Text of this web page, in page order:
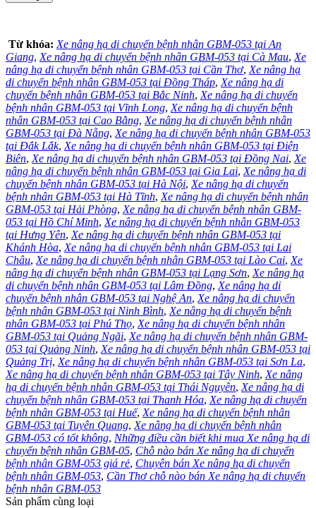
Từ khóa: Xe nâng hạ di chuyển bệnh nhân GBM-053 tại An
Giang, Xe nâng hạ di chuyển bệnh nhân GBM-053 tại Cà Mau, Xe
nâng hạ di chuyển bệnh nhân GBM-053 tại Cần Thơ, Xe nâng hạ
di chuyển bệnh nhân GBM-053 tại Đồng Tháp, Xe nâng hạ di
chuyển bệnh nhân GBM-053 tại Bắc Ninh, Xe nâng hạ di chuyển
bệnh nhân GBM-053 tại Vĩnh Long, Xe nâng hạ di chuyển bệnh
nhân GBM-053 tại Cao Bằng, Xe nâng hạ di chuyển bệnh nhân
GBM-053 tại Đà Nẵng, Xe nâng hạ di chuyển bệnh nhân GBM-053
tại Đắk Lắk, Xe nâng hạ di chuyển bệnh nhân GBM-053 tại Điện
Biên, Xe nâng hạ di chuyển bệnh nhân GBM-053 tại Đồng Nai, Xe
nâng hạ di chuyển bệnh nhân GBM-053 tại Gia Lai, Xe nâng hạ di
chuyển bệnh nhân GBM-053 tại Hà Nội, Xe nâng hạ di chuyển
bệnh nhân GBM-053 tại Hà Tĩnh, Xe nâng hạ di chuyển bệnh nhân
GBM-053 tại Hải Phòng, Xe nâng hạ di chuyển bệnh nhân GBM-
053 tại Hồ Chí Minh, Xe nâng hạ di chuyển bệnh nhân GBM-053
tại Hưng Yên, Xe nâng hạ di chuyển bệnh nhân GBM-053 tại
Khánh Hòa, Xe nâng hạ di chuyển bệnh nhân GBM-053 tại Lai
Châu, Xe nâng hạ di chuyển bệnh nhân GBM-053 tại Lào Cai, Xe
nâng hạ di chuyển bệnh nhân GBM-053 tại Lạng Sơn, Xe nâng hạ
di chuyển bệnh nhân GBM-053 tại Lâm Đồng, Xe nâng hạ di
chuyển bệnh nhân GBM-053 tại Nghệ An, Xe nâng hạ di chuyển
bệnh nhân GBM-053 tại Ninh Bình, Xe nâng hạ di chuyển bệnh
nhân GBM-053 tại Phú Thọ, Xe nâng hạ di chuyển bệnh nhân
GBM-053 tại Quảng Ngãi, Xe nâng hạ di chuyển bệnh nhân GBM-
053 tại Quảng Ninh, Xe nâng hạ di chuyển bệnh nhân GBM-053 tại
Quảng Trị, Xe nâng hạ di chuyển bệnh nhân GBM-053 tại Sơn La,
Xe nâng hạ di chuyển bệnh nhân GBM-053 tại Tây Ninh, Xe nâng
hạ di chuyển bệnh nhân GBM-053 tại Thái Nguyên, Xe nâng hạ di
chuyển bệnh nhân GBM-053 tại Thanh Hóa, Xe nâng hạ di chuyển
bệnh nhân GBM-053 tại Huế, Xe nâng hạ di chuyển bệnh nhân
GBM-053 tại Tuyên Quang, Xe nâng hạ di chuyển bệnh nhân
GBM-053 có tốt không, Những điều cần biết khi mua Xe nâng hạ di
chuyển bệnh nhân GBM-05, Chỗ nào bán Xe nâng hạ di chuyển
bệnh nhân GBM-053 giá rẻ, Chuyên bán Xe nâng hạ di chuyển
bệnh nhân GBM-053, Cần Thơ chỗ nào bán Xe nâng hạ di chuyển
bệnh nhân GBM-053
Sản phẩm cùng loại